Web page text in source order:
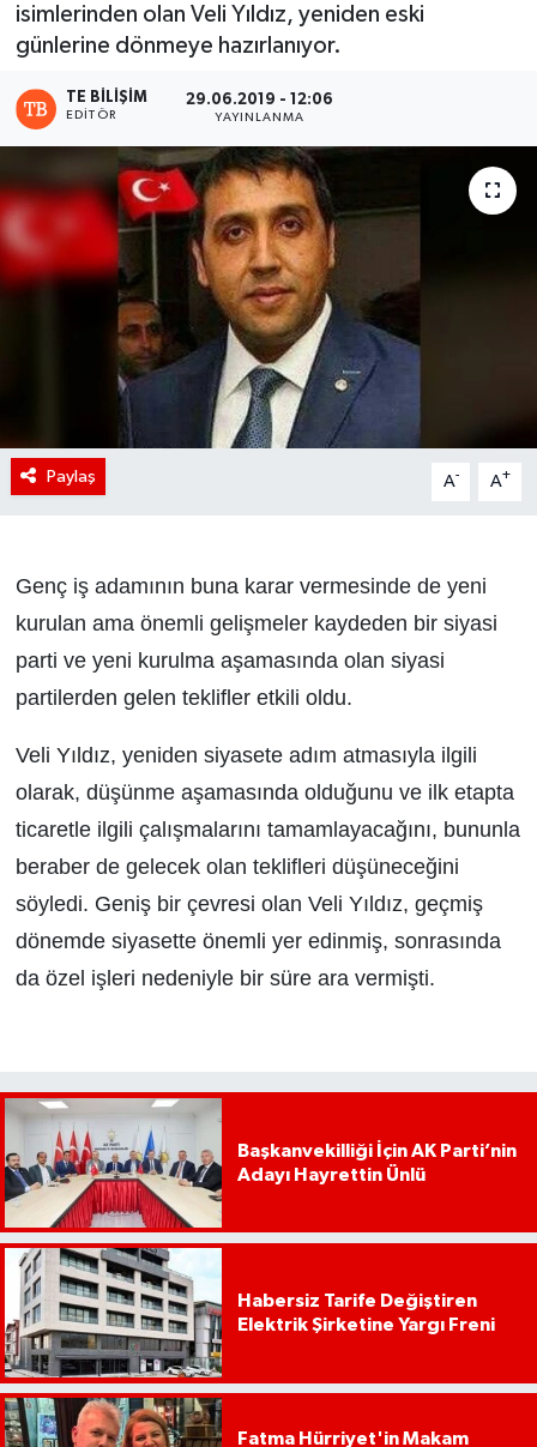
isimlerinden olan Veli Yıldız, yeniden eski
günlerine dönmeye hazırlanıyor.
TE BILIŞIM
EDITÖR
29.06.2019 - 12:06
YAYINLANMA
Paylaş A- A+
Genç iş adamının buna karar vermesinde de yeni
kurulan ama önemli gelişmeler kaydeden bir siyasi
parti ve yeni kurulma aşamasında olan siyasi
partilerden gelen teklifler etkili oldu.
Veli Yıldız, yeniden siyasete adım atmasıyla ilgili
olarak, düşünme aşamasında olduğunu ve ilk etapta
ticaretle ilgili çalışmalarını tamamlayacağını, bununla
beraber de gelecek olan teklifleri düşüneceğini
söyledi. Geniş bir çevresi olan Veli Yıldız, geçmiş
dönemde siyasette önemli yer edinmiş, sonrasında
da özel işleri nedeniyle bir süre ara vermişti.
Başkanvekilliği İçin AK Parti’nin
Adayı Hayrettin Ünlü
Habersiz Tarife Değiştiren
Elektrik Şirketine Yargı Freni
Fatma Hürriyet'in Makam